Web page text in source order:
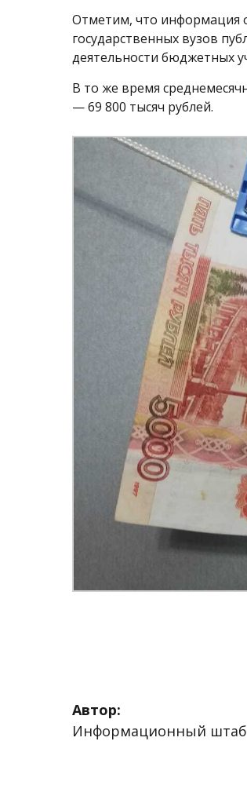
Отметим, что информация
государственных вузов
деятельности бюджетных
В то же время
— 69 800 тысяч рублей.
Автор:
Информационный штаб